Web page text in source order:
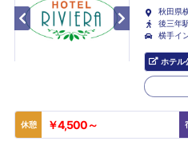
秋田県
後三年
横手イ
ホテル
休憩 ￥4,500～